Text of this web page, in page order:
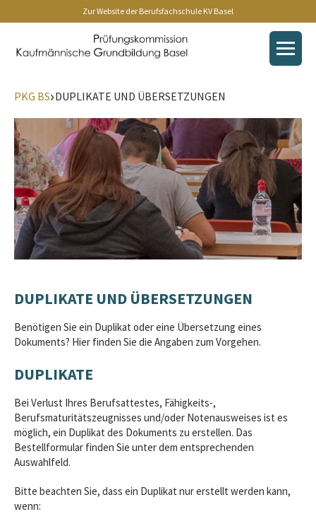
Zur Website der Berufsfachschule KV Basel
Informationen zum Qualifikationsverfahren
Duplikate & Übersetzungen
PKG BS›DUPLIKATE UND ÜBERSETZUNGEN
DUPLIKATE UND ÜBERSETZUNGEN
Benötigen Sie ein Duplikat oder eine Übersetzung eines
Dokuments? Hier finden Sie die Angaben zum Vorgehen.
DUPLIKATE
Bei Verlust Ihres Berufsattestes, Fähigkeits-,
Berufsmaturitätszeugnisses und/oder Notenausweises ist es
möglich, ein Duplikat des Dokuments zu erstellen. Das
Bestellformular finden Sie unter dem entsprechenden
Auswahlfeld.
Bitte beachten Sie, dass ein Duplikat nur erstellt werden kann,
wenn: